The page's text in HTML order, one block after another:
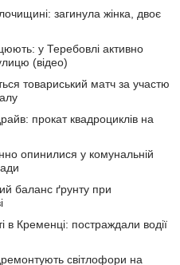
загинула жінка, двоє
у Теребовлі активно
(відео)
товариський матч за участю
прокат квадроциклів на
опинилися у комунальній
баланс ґрунту при
Кременці: постраждали водії
світлофори на